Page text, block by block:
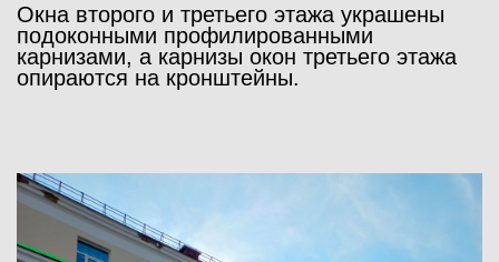
Окна второго и третьего этажа украшены
подоконными профилированными
карнизами, а карнизы окон третьего этажа
опираются на кронштейны.